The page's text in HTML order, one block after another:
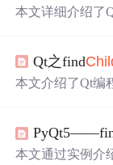
全、命名规范与
本文详细介绍了
则返回匹配条件
定objectName的
Qt之find
本文介绍了Qt编
示例，并通过主
回NULL和非
本文通过实例介